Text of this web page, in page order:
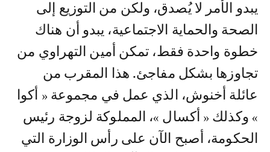
يبدو الأمر لا يُصدق، ولكن من التوزيع إلى
الصحة والحماية الاجتماعية، يبدو أن هناك
خطوة واحدة فقط، تمكن أمين التهراوي من
تجاوزها بشكل مفاجئ. هذا المقرب من
عائلة أخنوش، الذي عمل في مجموعة « أكوا
» وكذلك « أكسال »، المملوكة لزوجة رئيس
الحكومة، أصبح الآن على رأس الوزارة التي